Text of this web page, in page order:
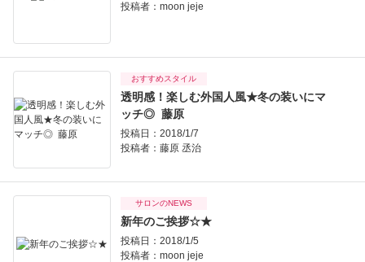
投稿者： moon jeje
おすすめスタイル
透明感！楽しむ外国人風★冬の装いにマ
ッチ◎ 藤原
投稿日：2018/1/7
投稿者： 藤原 丞治
サロンのNEWS
新年のご挨拶☆★
投稿日：2018/1/5
投稿者： moon jeje